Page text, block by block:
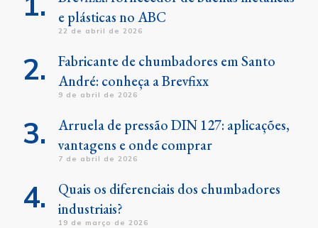
e plásticas no ABC
22 de abril de 2026
Fabricante de chumbadores em Santo
André: conheça a Brevfixx
9 de abril de 2026
Arruela de pressão DIN 127: aplicações,
vantagens e onde comprar
7 de abril de 2026
Quais os diferenciais dos chumbadores
industriais?
19 de março de 2026